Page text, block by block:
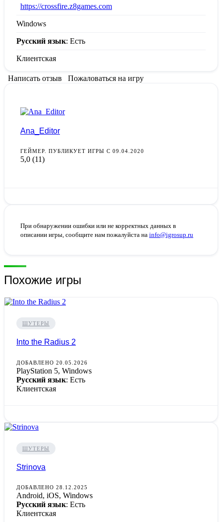
https://crossfire.z8games.com
Windows
Русский язык: Есть
Клиентская
Написать отзыв Пожаловаться на игру
Ana_Editor
ГЕЙМЕР. ПУБЛИКУЕТ ИГРЫ С 09.04.2020
5,0 (11)
При обнаружении ошибки или не корректных данных в
описании игры, сообщите нам пожалуйста на info@igrosup.ru
Похожие игры
ШУТЕРЫ
Into the Radius 2
ДОБАВЛЕНО 20.05.2026
PlayStation 5, Windows
Русский язык: Есть
Клиентская
ШУТЕРЫ
Strinova
ДОБАВЛЕНО 28.12.2025
Android, iOS, Windows
Русский язык: Есть
Клиентская